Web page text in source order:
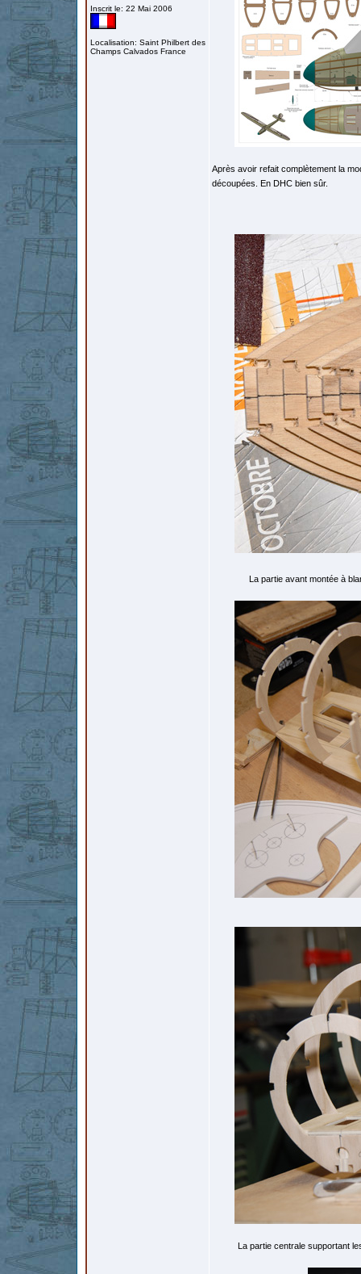
Inscrit le: 22 Mai 2006
Localisation: Saint Philbert des
Champs Calvados France
Après avoir refait complètement la
découpées. En DHC bien sûr.
La partie avant montée à
La partie centrale supportant